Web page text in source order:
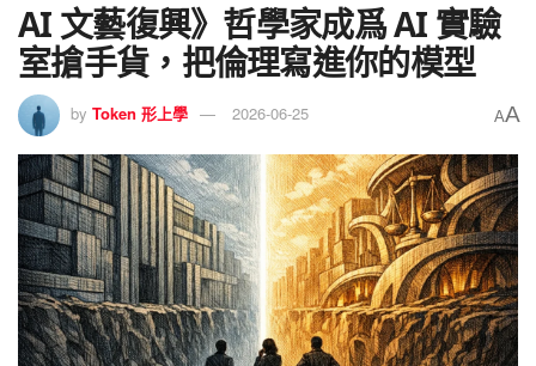
AI 文藝復興》哲學家成爲 AI 實驗
室搶手貨，把倫理寫進你的模型
by Token 形上學 2026-06-25 AA